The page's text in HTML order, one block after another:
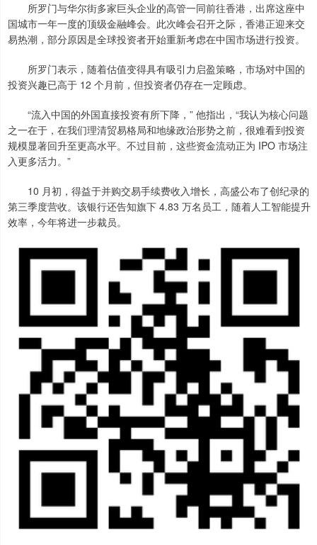
所罗门与华尔街多家巨头企业的高管一同前往香港，出席这座中
国城市一年一度的顶级金融峰会。此次峰会召开之际，香港正迎来交
易热潮，部分原因是全球投资者开始重新考虑在中国市场进行投资。
所罗门表示，随着估值变得具有吸引力启盈策略，市场对中国的
投资兴趣已高于 12 个月前，但投资者仍存在一定顾虑。
“流入中国的外国直接投资有所下降，” 他指出，“我认为核心问题
之一在于，在我们理清贸易格局和地缘政治形势之前，很难看到投资
规模显著回升至更高水平。不过目前，这些资金流动正为 IPO 市场注
入更多活力。”
10 月初，得益于并购交易手续费收入增长，高盛公布了创纪录的
第三季度营收。该银行还告知旗下 4.83 万名员工，随着人工智能提升
效率，今年将进一步裁员。